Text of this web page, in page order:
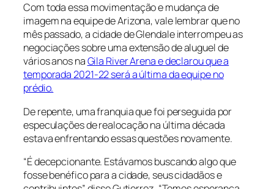
Com toda essa movimentação e mudança de
imagem na equipe de Arizona, vale lembrar que no
mês passado, a cidade de Glendale interrompeu as
negociações sobre uma extensão de aluguel de
vários anos naGila River Arena e declarou que a
temporada 2021-22 será a última da equipe no
prédio.
De repente, uma franquia que foi perseguida por
especulações de realocação na última década
estava enfrentando essas questões novamente.
“É decepcionante. Estávamos buscando algo que
fosse benéfico para a cidade, seus cidadãos e